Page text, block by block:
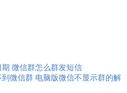
微信群怎么群发短信
微信群 电脑版微信不显示群的解